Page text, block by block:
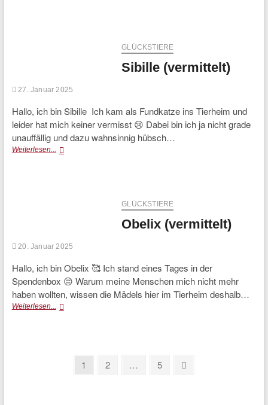
GLÜCKSTIERE
Sibille (vermittelt)
27. Januar 2025
Hallo, ich bin Sibille Ich kam als Fundkatze ins Tierheim und
leider hat mich keiner vermisst 😢 Dabei bin ich ja nicht grade
unauffällig und dazu wahnsinnig hübsch…
Weiterlesen... Sibille
GLÜCKSTIERE
Obelix (vermittelt)
20. Januar 2025
Hallo, ich bin Obelix 🥰 Ich stand eines Tages in der
Spendenbox 😔 Warum meine Menschen mich nicht mehr
haben wollten, wissen die Mädels hier im Tierheim deshalb…
Weiterlesen... Obelix
Seitennummerierung
Page
1 Page
2 … Page
5
Next